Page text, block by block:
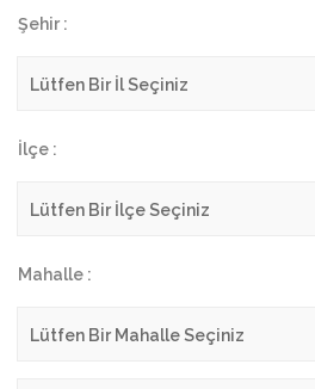
Şehir :
İlçe :
Mahalle :